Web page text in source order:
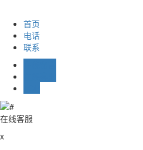
首页
电话
联系
在线客服
x